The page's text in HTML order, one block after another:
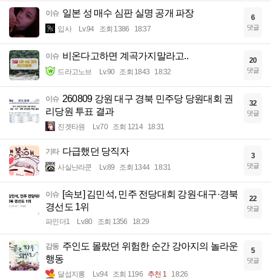
이슈 일본 성 매수 심판 실명 공개 파장
입사 Lv.94 조회 1386 18:37
6
댓글
이슈 비온다고하면 계곡가지말라고..
드라고노브 Lv.90 조회 1843 18:32
20
댓글
이슈 260809 강원 대구 경북 민주당 당원대회 권
리당원 투표 결과
진겟타원 Lv.70 조회 1214 18:31
32
댓글
기타 다급했던 당직자
사실난라쿤 Lv.89 조회 1344 18:31
3
댓글
이슈 [속보] 김민석, 민주 전당대회 강원·대구·경북
경선도 1위
파인더1 Lv.80 조회 1356 18:29
22
댓글
감동 주인도 몰랐던 위험한 순간 강아지의 놀라운
행동
달섭지롱 Lv.94 조회 1196 추천 1 18:26
5
댓글